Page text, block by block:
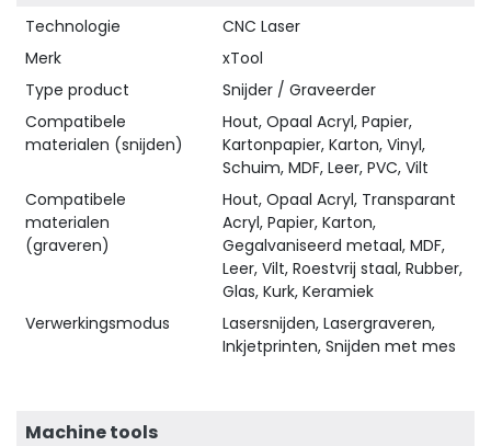
Technologie
CNC Laser
Merk
xTool
Type product
Snijder / Graveerder
Compatibele
materialen (snijden)
Hout, Opaal Acryl, Papier,
Kartonpapier, Karton, Vinyl,
Schuim, MDF, Leer, PVC, Vilt
Compatibele
materialen
(graveren)
Hout, Opaal Acryl, Transparant
Acryl, Papier, Karton,
Gegalvaniseerd metaal, MDF,
Leer, Vilt, Roestvrij staal, Rubber,
Glas, Kurk, Keramiek
Verwerkingsmodus
Lasersnijden, Lasergraveren,
Inkjetprinten, Snijden met mes
Machine tools